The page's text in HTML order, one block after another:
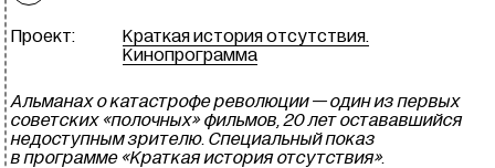
Проект:
Краткая история отсутствия.
Кинопрограмма
Альманах о катастрофе революции — один из первых
советских «полочных» фильмов, 20 лет остававшийся
недоступным зрителю. Специальный показ
в программе «Краткая история отсутствия».